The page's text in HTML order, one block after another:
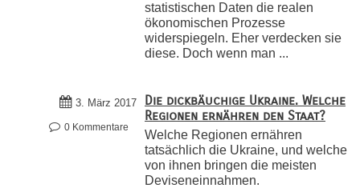
statistischen Daten die realen
ökonomischen Prozesse
widerspiegeln. Eher verdecken sie
diese. Doch wenn man ...
3. März 2017
0 Kommentare
Die dickbäuchige Ukraine. Welche
Regionen ernähren den Staat?
Welche Regionen ernähren
tatsächlich die Ukraine, und welche
von ihnen bringen die meisten
Deviseneinnahmen.